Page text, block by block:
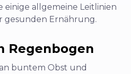
einige allgemeine Leitlinien
gesunden Ernährung.
Regenbogen
buntem Obst und